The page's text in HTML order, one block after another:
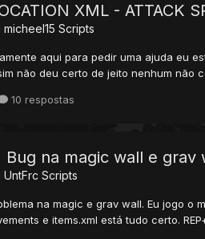
XML - ATTACK
micheel15 Scripts
aqui para pedir uma ajuda eu
não deu certo de jeito nenhum não
10 respostas
Bug na magic wall e grav
UntFrc Scripts
na magic e grav wall. Eu jogo
e items.xml está tudo certo.